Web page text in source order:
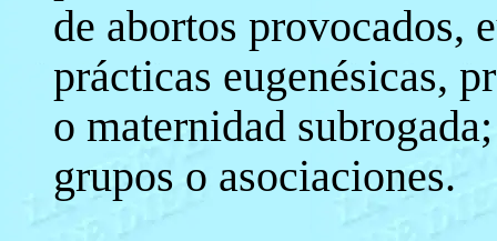
de abortos provocados,
prácticas eugenésicas,
o maternidad
grupos o asociaciones.